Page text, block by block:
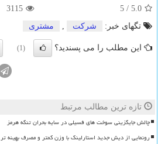
5.0
/
5
3115
تگهای خبر:
شركت مشتری
این مطلب را می پسندید؟ (1)
تازه ترین مطالب مرتبط
چالش جایگزینی سوخت های فسیلی در سایه بحران تنگه هرمز
رونمایی از دیش جدید استارلینک با وزن کمتر و مصرف بهینه تر